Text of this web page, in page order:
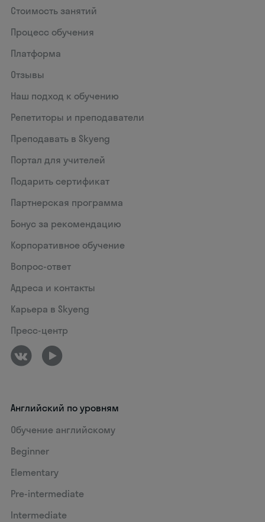
Стоимость занятий
Процесс обучения
Платформа
Отзывы
Наш подход к обучению
Репетиторы и преподаватели
Преподавать в Skyeng
Портал для учителей
Подарить сертификат
Партнерская программа
Бонус за рекомендацию
Корпоративное обучение
Вопрос-ответ
Адреса и контакты
Карьера в Skyeng
Пресс-центр
Английский по уровням
Обучение английскому
Beginner
Elementary
Pre-intermediate
Intermediate